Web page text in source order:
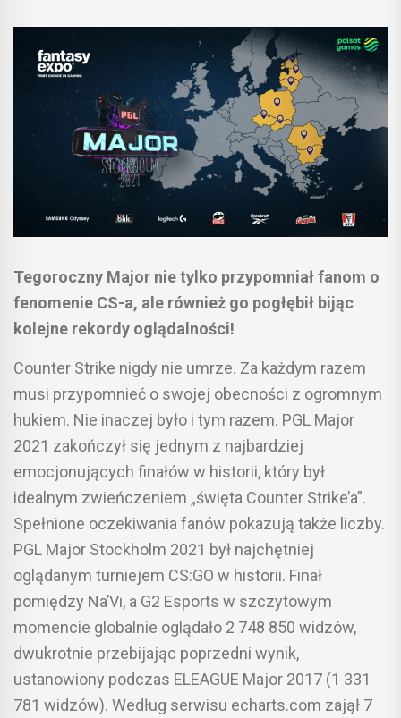
Tegoroczny Major nie tylko przypomniał fanom o
fenomenie CS-a, ale również go pogłębił bijąc
kolejne rekordy oglądalności!
Counter Strike nigdy nie umrze. Za każdym razem
musi przypomnieć o swojej obecności z ogromnym
hukiem. Nie inaczej było i tym razem. PGL Major
2021 zakończył się jednym z najbardziej
emocjonujących finałów w historii, który był
idealnym zwieńczeniem „święta Counter Strike’a”.
Spełnione oczekiwania fanów pokazują także liczby.
PGL Major Stockholm 2021 był najchętniej
oglądanym turniejem CS:GO w historii. Finał
pomiędzy Na’Vi, a G2 Esports w szczytowym
momencie globalnie oglądało 2 748 850 widzów,
dwukrotnie przebijając poprzedni wynik,
ustanowiony podczas ELEAGUE Major 2017 (1 331
781 widzów). Według serwisu echarts.com zajął 7